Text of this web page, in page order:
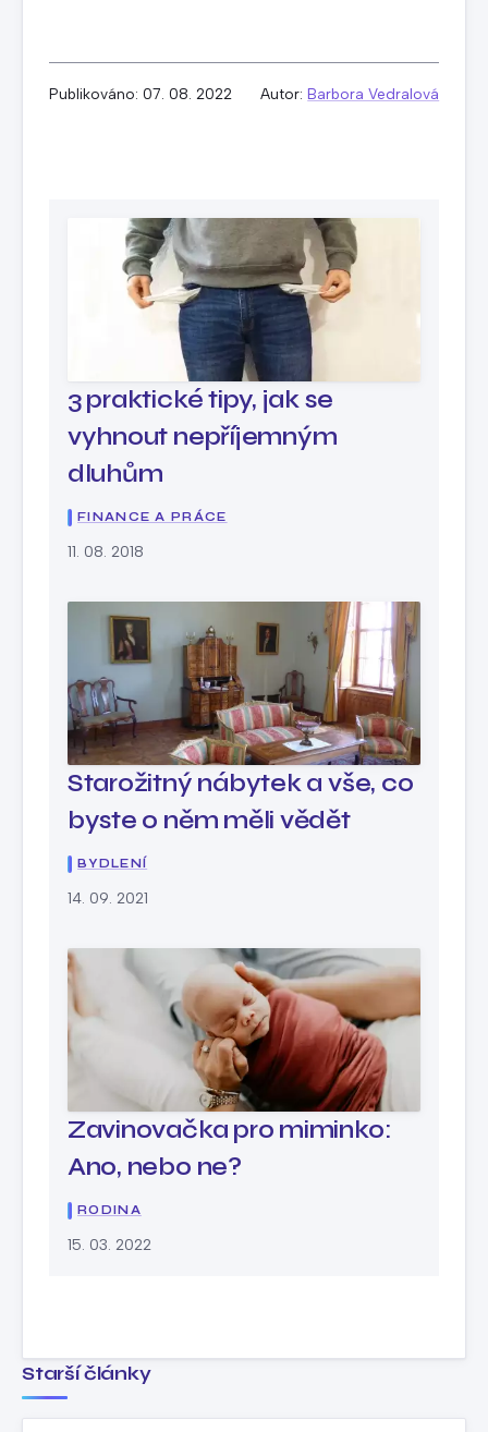
Publikováno: 07. 08. 2022 Autor:Barbora Vedralová
3 praktické tipy, jak se
vyhnout nepříjemným
dluhům
FINANCE A PRÁCE
11. 08. 2018
Starožitný nábytek a vše, co
byste o něm měli vědět
BYDLENÍ
14. 09. 2021
Zavinovačka pro miminko:
Ano, nebo ne?
RODINA
15. 03. 2022
Starší články